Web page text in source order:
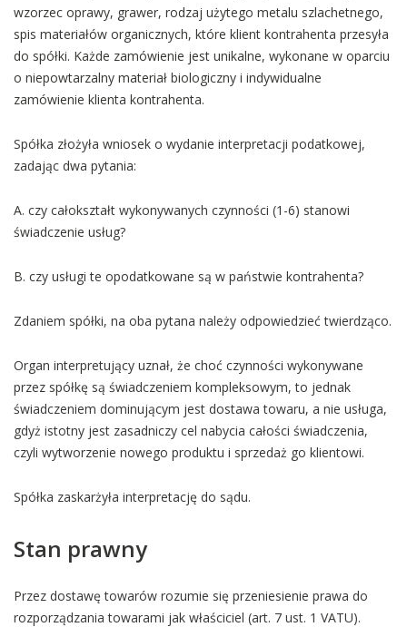
wzorzec oprawy, grawer, rodzaj użytego metalu szlachetnego,
spis materiałów organicznych, które klient kontrahenta przesyła
do spółki. Każde zamówienie jest unikalne, wykonane w oparciu
o niepowtarzalny materiał biologiczny i indywidualne
zamówienie klienta kontrahenta.
Spółka złożyła wniosek o wydanie interpretacji podatkowej,
zadając dwa pytania:
A. czy całokształt wykonywanych czynności (1-6) stanowi
świadczenie usług?
B. czy usługi te opodatkowane są w państwie kontrahenta?
Zdaniem spółki, na oba pytana należy odpowiedzieć twierdząco.
Organ interpretujący uznał, że choć czynności wykonywane
przez spółkę są świadczeniem kompleksowym, to jednak
świadczeniem dominującym jest dostawa towaru, a nie usługa,
gdyż istotny jest zasadniczy cel nabycia całości świadczenia,
czyli wytworzenie nowego produktu i sprzedaż go klientowi.
Spółka zaskarżyła interpretację do sądu.
Stan prawny
Przez dostawę towarów rozumie się przeniesienie prawa do
rozporządzania towarami jak właściciel (art. 7 ust. 1 VATU).